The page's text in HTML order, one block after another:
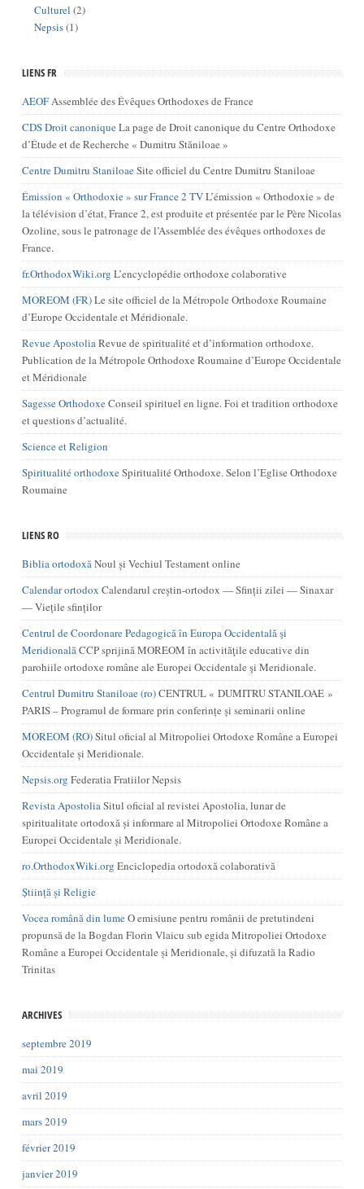
Culturel (2)
Nepsis(1)
LIENS FR
AEOFAssemblée des Évêques Orthodoxes de France
CDS Droit canoniqueLa page de Droit canonique du Centre Orthodoxe
d’Étude et de Recherche « Dumitru Stăniloae »
Centre Dumitru StaniloaeSite officiel du Centre Dumitru Staniloae
Émission « Orthodoxie » sur France 2 TVL’émission « Orthodoxie » de
la télévision d’état, France 2, est produite et présentée par le Père Nicolas
Ozoline, sous le patronage de l’Assemblée des évêques orthodoxes de
France.
fr.OrthodoxWiki.org L’encyclopédie orthodoxe colaborative
MOREOM (FR)Le site officiel de la Métropole Orthodoxe Roumaine
d’Europe Occidentale et Méridionale.
Revue ApostoliaRevue de spiritualité et d’information orthodoxe.
Publication de la Métropole Orthodoxe Roumaine d’Europe Occidentale
et Méridionale
Sagesse OrthodoxeConseil spirituel en ligne. Foi et tradition orthodoxe
et questions d’actualité.
Science et Religion
Spiritualité orthodoxeSpiritualité Orthodoxe. Selon l’Eglise Orthodoxe
Roumaine
LIENS RO
Biblia ortodoxăNoul și Vechiul Testament online
Calendar ortodox Calendarul creștin-ortodox — Sfinții zilei — Sinaxar
— Viețile sfinților
Centrul de Coordonare Pedagogică în Europa Occidentală şi
MeridionalăCCP sprijină MOREOM în activităţile educative din
parohiile ortodoxe române ale Europei Occidentale şi Meridionale.
Centrul Dumitru Staniloae (ro)CENTRUL « DUMITRU STANILOAE »
PARIS – Programul de formare prin conferințe și seminarii online
MOREOM (RO)Situl oficial al Mitropoliei Ortodoxe Române a Europei
Occidentale și Meridionale.
Nepsis.org Federatia Fratiilor Nepsis
Revista ApostoliaSitul oficial al revistei Apostolia, lunar de
spiritualitate ortodoxă și informare al Mitropoliei Ortodoxe Române a
Europei Occidentale și Meridionale.
ro.OrthodoxWiki.org Enciclopedia ortodoxă colaborativă
Știință și Religie
Vocea română din lumeO emisiune pentru românii de pretutindeni
propunsă de la Bogdan Florin Vlaicu sub egida Mitropoliei Ortodoxe
Române a Europei Occidentale și Meridionale, și difuzată la Radio
Trinitas
ARCHIVES
septembre 2019
mai 2019
avril 2019
mars 2019
février 2019
janvier 2019